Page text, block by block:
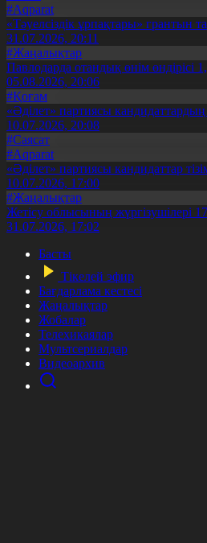
#Aqparat
«Тәуелсіздік ұрпақтары» грантын
31.07.2026, 20:11
#Жаңалықтар
Павлодарда отандық өнім өндірісі
05.08.2026, 20:06
#Қоғам
«Әділет» партиясы кандидаттардың
10.07.2026, 20:08
#Саясат
#Aqparat
«Әділет» партиясы кандидаттар
10.07.2026, 17:00
#Жаңалықтар
Жетісу облысының жүргізушілері
31.07.2026, 17:02
Басты
Тікелей эфир
Бағдарлама кестесі
Жаңалықтар
Жобалар
Телехикаялар
Мультсериалдар
Видеоархив